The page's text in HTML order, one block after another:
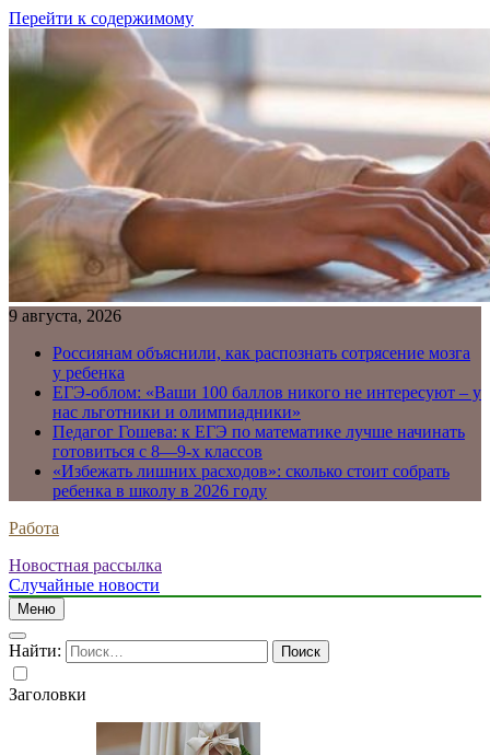
Перейти к содержимому
9 августа, 2026
Россиянам объяснили, как распознать сотрясение мозга
у ребенка
ЕГЭ-облом: «Ваши 100 баллов никого не интересуют – у
нас льготники и олимпиадники»
Педагог Гошева: к ЕГЭ по математике лучше начинать
готовиться с 8—9-х классов
«Избежать лишних расходов»: сколько стоит собрать
ребенка в школу в 2026 году
Работа
Новостная рассылка
Случайные новости
Меню
Найти:
Заголовки